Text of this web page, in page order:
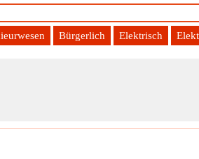
Bürgerlich Elektrisch